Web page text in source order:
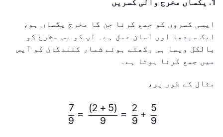
ایسی کسروں کو جمع کرنا جن کا مخرج یکساں ہو،
ایک سیدھا اور آسان عمل ہے۔ آپ کو بس مخرج کو
بالکل ویسا ہی رکھتے ہوئے شمار کنندگان کو آپس
میں جمع کرنا ہوتا ہے۔
مثال کے طور پر،
\frac{5}{9} + \frac{2}{9} = \frac{(5+2)}{9} = \frac{7}{9}
9
5
+
9
2
=
9
(
5
+
2
)
=
9
7